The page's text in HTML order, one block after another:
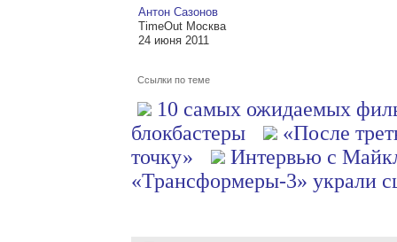
Антон Сазонов
TimeOut Москва
24 июня 2011
Ссылки по теме
10 самых ожидаемых
блокбастеры
«После
точку»
Интервью с
«Трансформеры-3» украли